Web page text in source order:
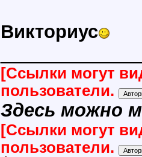
Викториус
[Ссылки могут
пользователи.
Здесь можно
[Ссылки могут
пользователи.